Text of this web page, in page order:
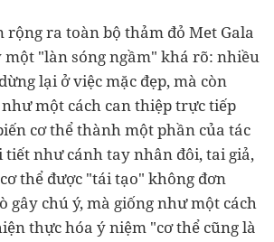
rộng ra toàn bộ thảm đỏ Met Gala
một "làn sóng ngầm" khá rõ: nhiều
lại ở việc mặc đẹp, mà còn
một cách can thiệp trực tiếp
cơ thể thành một phần của tác
tiết như cánh tay nhân đôi, tai giả,
thể được "tái tạo" không đơn
gây chú ý, mà giống như một cách
thực hóa ý niệm "cơ thể cũng là